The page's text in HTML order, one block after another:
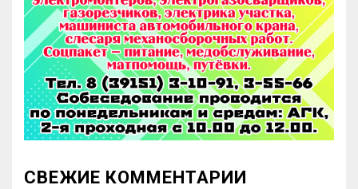
СВЕЖИЕ КОММЕНТАРИИ